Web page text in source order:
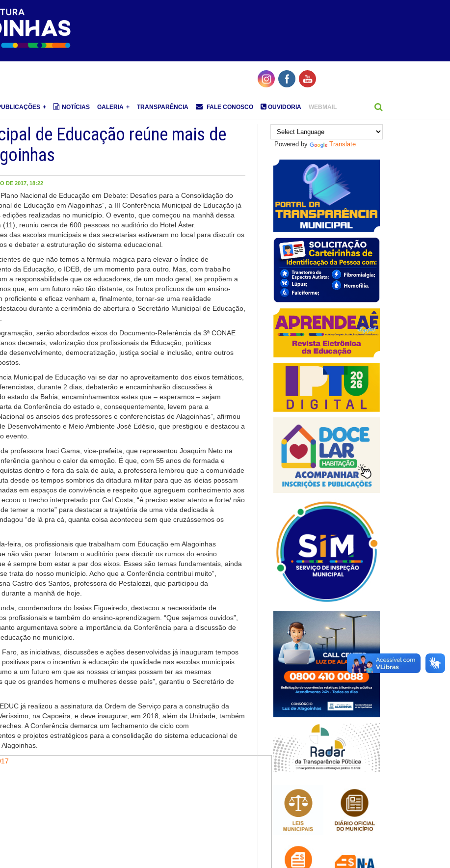
NOTÍCIAS GALERIA TRANSPARÊNCIA FALE CONOSCO OUVIDORIA WEBMAIL
de Educação reúne mais de
DE 2017, 18:22
Nacional de Educação em Debate: Desafios para a Consolidação do
de Educação em Alagoinhas”, a III Conferência Municipal de Educação já
edições realizadas no município. O evento, que começou na manhã dessa
(11), reuniu cerca de 600 pessoas no auditório do Hotel Áster.
das escolas municipais e das secretarias estiveram no local para discutir os
e debater a estruturação do sistema educacional.
de que não temos a fórmula mágica para elevar o Índice de
da Educação, o IDEB, de um momento para outro. Mas, com trabalho
a responsabilidade que os educadores, de um modo geral, se propõem a
que, em um futuro não tão distante, os frutos profícuos de um ensino-
proficiente e eficaz venham a, finalmente, tornar-se uma realidade
durante a cerimônia de abertura o Secretário Municipal de Educação,
serão abordados eixos do Documento-Referência da 3ª CONAE
decenais, valorização dos profissionais da Educação, políticas
desenvolvimento, democratização, justiça social e inclusão, entre outros
Municipal de Educação vai se dar no aproveitamento dos eixos temáticos,
durante 2 dias, debaterão e encaminharão discussões à
estado da Bahia; encaminhamentos estes que – esperamos – sejam
da Conferência do estado e, consequentemente, levem para a
os anseios dos professores e conferencistas de Alagoinhas”, afirmou
Desenvolvimento e Meio Ambiente José Edésio, que prestigiou e destacou a
evento.
professora Iraci Gama, vice-prefeita, que representou Joaquim Neto na
ganhou o calor da emoção. É que, com 55 anos de formada e
dentro e fora da sala de aula, a professora lembrou que a comunidade
desde os tempos sombrios da ditadura militar para que as ideias possam
em espaços de convivência e respeito que agreguem conhecimento aos
o trecho interpretado por Gal Costa, “é preciso estar atento e forte/ não
temer a morte” para destacar a trajetória de uma vida dedicada à
“de lá pra cá, quanta coisa aconteceu sem que cruzássemos os
feira, os profissionais que trabalham com Educação em Alagoinhas
não vão parar: lotaram o auditório para discutir os rumos do ensino.
é sempre bom estar a par dos eixos. Esses são temas fundamentais, ainda
trata do nosso município. Acho que a Conferência contribui muito”,
Castro dos Santos, professora do Pestalozzi, que participou da
a manhã de hoje.
coordenadora do Isaias Figueiredo, destacou a necessidade de
profissionais e também do ensino-aprendizagem. “Que sejamos ouvidos”,
argumentava sobre a importância da Conferência para a discussão de
no município.
as iniciativas, discussões e ações desenvolvidas já inauguram tempos
para o incentivo à educação de qualidade nas escolas municipais.
a um futuro em que as nossas crianças possam ter as mesmas
que os grandes homens e mulheres desse país”, garantiu o Secretário de
já realizou a assinatura da Ordem de Serviço para a construção da
na Capoeira, e deve inaugurar, em 2018, além da Unidade, também
A Conferência demarca um fechamento de ciclo com
e projetos estratégicos para a consolidação do sistema educacional de
Powered by Translate